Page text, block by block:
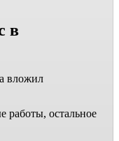
в
вложил
работы, остальное